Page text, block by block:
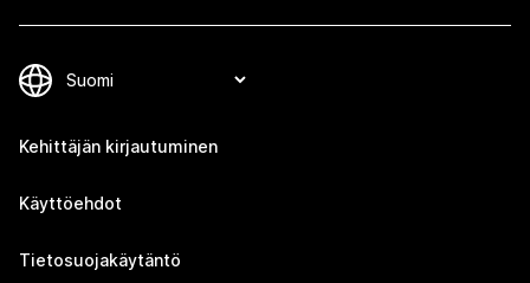
Kehittäjän kirjautuminen
Käyttöehdot
Tietosuojakäytäntö